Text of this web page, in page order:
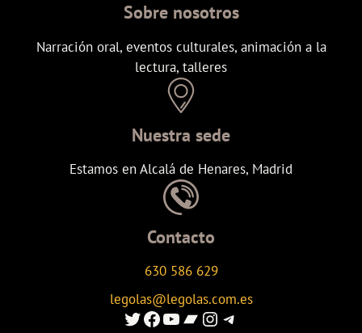
Sobre nosotros
Narración oral, eventos culturales, animación a la
lectura, talleres
Nuestra sede
Estamos en Alcalá de Henares, Madrid
Contacto
630 586 629
legolas@legolas.com.es
Enlace al Twitter de Legolas
Enlace a Facebook de Legolas
Enlace al canal de youtube de Legolas
Enlace al canal de Ivoox de Legolas
Enlace al instagram de Legolas
Enlace al canal de telegram de Legolas